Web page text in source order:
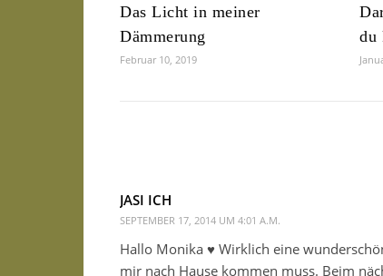
Das Licht in meiner
Dämmerung
Februar 10, 2019
du
JASI ICH
SEPTEMBER 17, 2014 UM 4:01 A.M.
Hallo Monika ♥ Wirklich eine
mir nach Hause kommen muss. Beim